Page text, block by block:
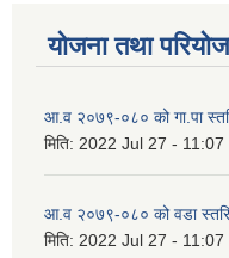
योजना तथा
आ.व २०७९-०८० को गा.पा
मिति: 2022 Jul 27 - 11:07
आ.व २०७९-०८० को वडा
मिति: 2022 Jul 27 - 11:07